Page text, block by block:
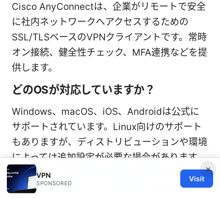
Cisco AnyConnectは、企業がリモートで安全
に社内ネットワークへアクセスするための
SSL/TLSベースのVPNクライアントです。常時
オン接続、健全性チェック、MFA連携などを提
供します。
どのOSが対応していますか？
Windows、macOS、iOS、Androidは公式に
サポートされています。Linux向けのサポート
もありますが、ディストリビューションや環境
によっては追加設定が必要な場合があります。
Microsoft edgeでnordvpnを使うための設定
方法と拡張機能ガイド Windows/Edge拡張機
×
VPN
SPONSORED
Visit